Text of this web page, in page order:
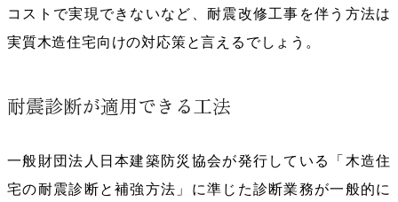
コストで実現できないなど、耐震改修工事を伴う方法は
実質木造住宅向けの対応策と言えるでしょう。
耐震診断が適用できる工法
一般財団法人日本建築防災協会が発行している「木造住
宅の耐震診断と補強方法」に準じた診断業務が一般的に